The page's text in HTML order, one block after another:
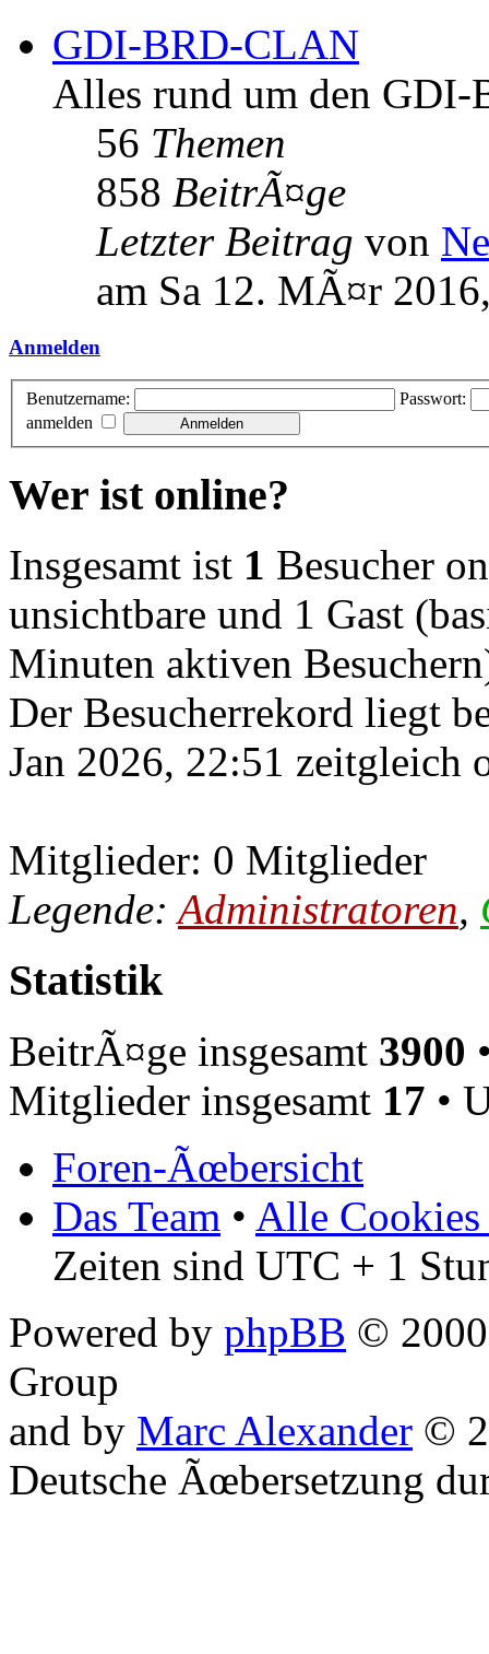
GDI-BRD-CLAN
Alles rund um den
56 Themen
858 BeitrÃ¤ge
Letzter Beitrag von
am Sa 12. MÃ¤r
Anmelden
Benutzername:
Passwort:
anmelden
Wer ist online?
Insgesamt ist 1 Besucher
unsichtbare und 1 Gast
Minuten aktiven
Der Besucherrekord liegt
Jan 2026, 22:51 zeitgleich
Mitglieder: 0 Mitglieder
Legende:Administratoren,
Statistik
BeitrÃ¤ge insgesamt 3900
Mitglieder insgesamt 17 •
Foren-Ãœbersicht
Das Team • Alle Cookies
Zeiten sind UTC + 1
Powered by phpBB ©
Group
and by Marc Alexander ©
Deutsche Ãœbersetzung